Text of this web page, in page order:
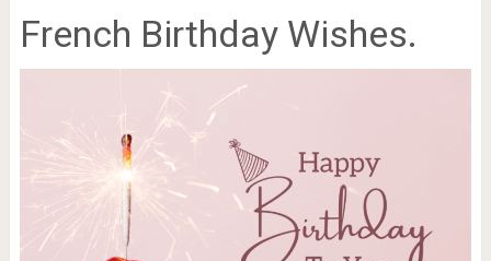
French Birthday Wishes.